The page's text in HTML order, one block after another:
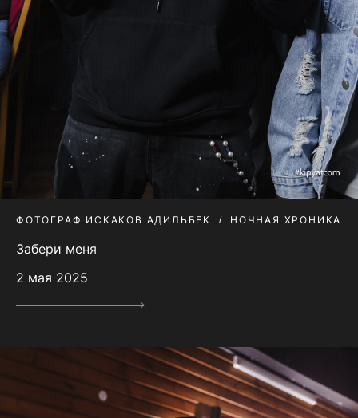
ФОТОГРАФ ИСКАКОВ АДИЛЬБЕК НОЧНАЯ ХРОНИКА
Забери меня
2 мая 2025